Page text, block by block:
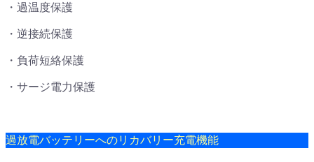
・過温度保護
・逆接続保護
・負荷短絡保護
・サージ電力保護
過放電バッテリーへのリカバリー充電機能